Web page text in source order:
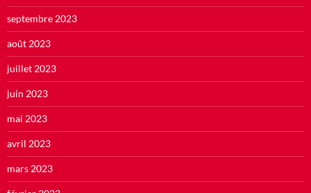
septembre 2023
août 2023
juillet 2023
juin 2023
mai 2023
avril 2023
mars 2023